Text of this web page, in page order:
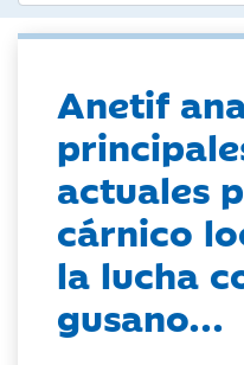
Anetif
actuales
cárnico
la lucha
gusano...